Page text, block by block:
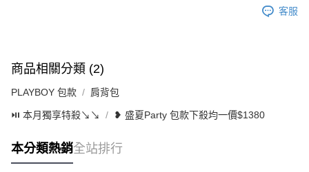
客服
商品相關分類 (2)
PLAYBOY 包款 肩背包
⏯︎ 本月獨享特殺↘︎↘︎ ❥ 盛夏Party 包款下殺均一價$1380
本分類熱銷全站排行